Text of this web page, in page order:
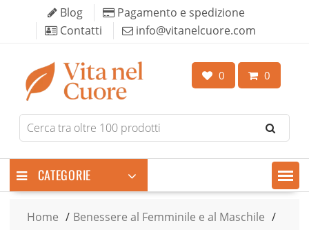
content
Blog
Pagamento e spedizione
Contatti
info@vitanelcuore.com
0 0
Search
for
CATEGORIE
Home
Benessere al Femminile e al Maschile